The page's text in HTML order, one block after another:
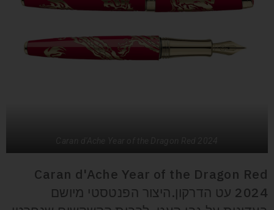
Caran d'Ache Year of the Dragon Red
2024 עט הדרקון.היצור הפנטסטי מיושם